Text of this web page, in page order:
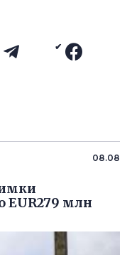
08.08
EUR279 млн